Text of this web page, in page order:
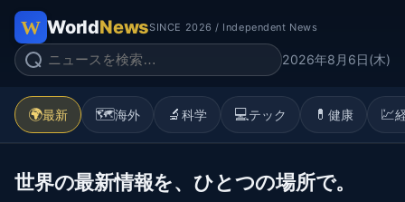
WorldNewsSINCE 2026 / Independent News
2026年8月6日(木)
🌍最新 🗺️海外 🔬 科学 💻テック 💊 健康 💹
世界の最新情報を、ひとつの場所で。